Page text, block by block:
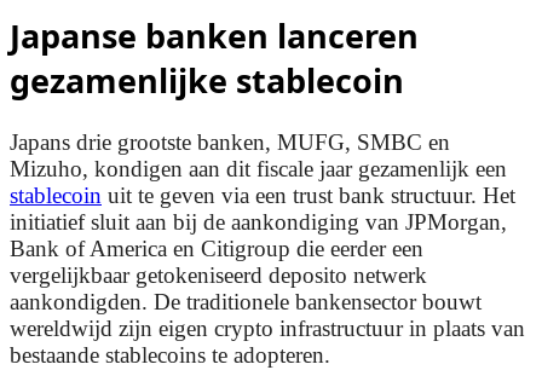
Japanse banken lanceren
gezamenlijke stablecoin
Japans drie grootste banken, MUFG, SMBC en
Mizuho, kondigen aan dit fiscale jaar gezamenlijk een
stablecoin uit te geven via een trust bank structuur. Het
initiatief sluit aan bij de aankondiging van JPMorgan,
Bank of America en Citigroup die eerder een
vergelijkbaar getokeniseerd deposito netwerk
aankondigden. De traditionele bankensector bouwt
wereldwijd zijn eigen crypto infrastructuur in plaats van
bestaande stablecoins te adopteren.